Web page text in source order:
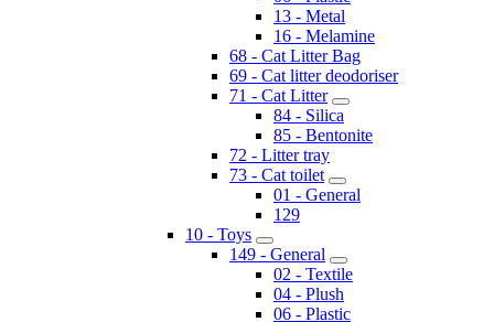
13 - Metal
16 - Melamine
68 - Cat Litter Bag
69 - Cat litter deodoriser
71 - Cat Litter
84 - Silica
85 - Bentonite
72 - Litter tray
73 - Cat toilet
01 - General
129
10 - Toys
149 - General
02 - Textile
04 - Plush
06 - Plastic